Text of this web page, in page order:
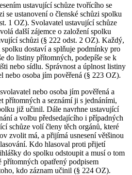
ustavující schůze tvořícího se
se ustanovení o členské schůzi spolku
1 OZ). Svolavatel ustavující schůze
další zájemce o založení spolku
schůzi (§ 222 odst. 2 OZ). Každý,
dostaví a splňuje podmínky pro
do listiny přítomných, podepíše se k
nebo sídlu. Správnost a úplnost listiny
nebo osoba jím pověřená (§ 223 OZ).
nebo osoba jím pověřená a
přítomných a seznámí ji s jednáními,
již učinil. Dále navrhne ustavující
a volbu předsedajícího i případných
schůze volí členy těch orgánů, které
zvolit má, a přijímá usnesení většinou
Kdo hlasoval proti přijetí
do spolku odstoupit a musí o tom
přítomných opatřený podpisem
kdo záznam učinil (§ 224 OZ).